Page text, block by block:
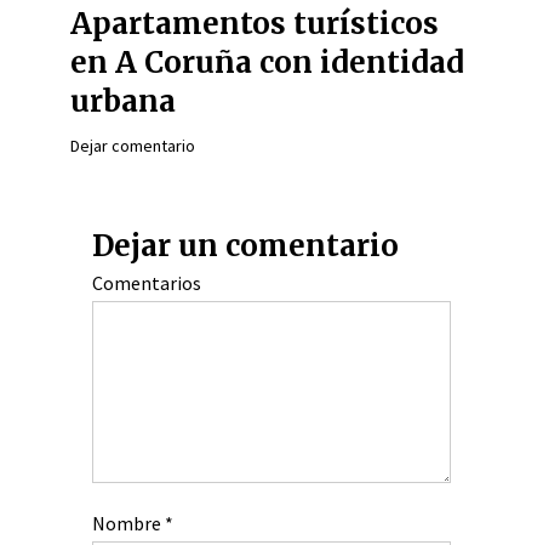
Apartamentos turísticos
en A Coruña con identidad
urbana
Dejar comentario
Dejar un comentario
Comentarios
Nombre *